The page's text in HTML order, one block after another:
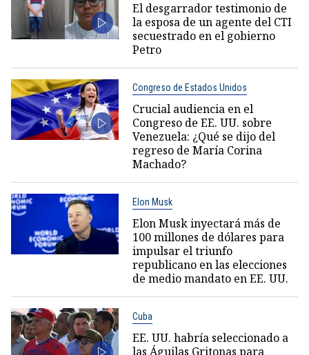
El desgarrador testimonio de
la esposa de un agente del CTI
secuestrado en el gobierno
Petro
Congreso de Estados Unidos
Crucial audiencia en el
Congreso de EE. UU. sobre
Venezuela: ¿Qué se dijo del
regreso de María Corina
Machado?
Elon Musk
Elon Musk inyectará más de
100 millones de dólares para
impulsar el triunfo
republicano en las elecciones
de medio mandato en EE. UU.
Cuba
EE. UU. habría seleccionado a
las Águilas Gritonas para